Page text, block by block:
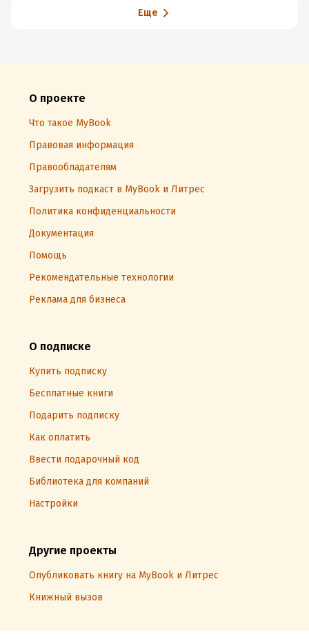
Еще
О проекте
Что такое MyBook
Правовая информация
Правообладателям
Загрузить подкаст в MyBook и Литрес
Политика конфиденциальности
Документация
Помощь
Рекомендательные технологии
Реклама для бизнеса
О подписке
Купить подписку
Бесплатные книги
Подарить подписку
Как оплатить
Ввести подарочный код
Библиотека для компаний
Настройки
Другие проекты
Опубликовать книгу на MyBook и Литрес
Книжный вызов